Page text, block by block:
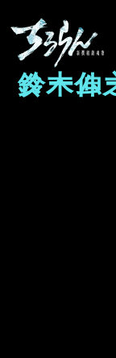
鈴木伸之（近藤勇役）